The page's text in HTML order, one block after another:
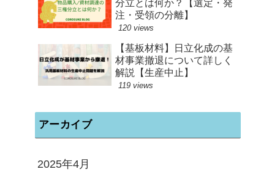
分立とは何か？【選定・発
注・受領の分離】
120 views
【基板材料】日立化成の基
材事業撤退について詳しく
解説【生産中止】
119 views
アーカイブ
2025年4月